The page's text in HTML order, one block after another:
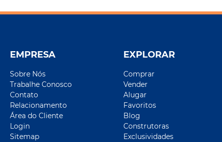
EMPRESA
Sobre Nós
Trabalhe Conosco
Contato
Relacionamento
Área do Cliente
Login
Sitemap
EXPLORAR
Comprar
Vender
Alugar
Favoritos
Blog
Construtoras
Exclusividades